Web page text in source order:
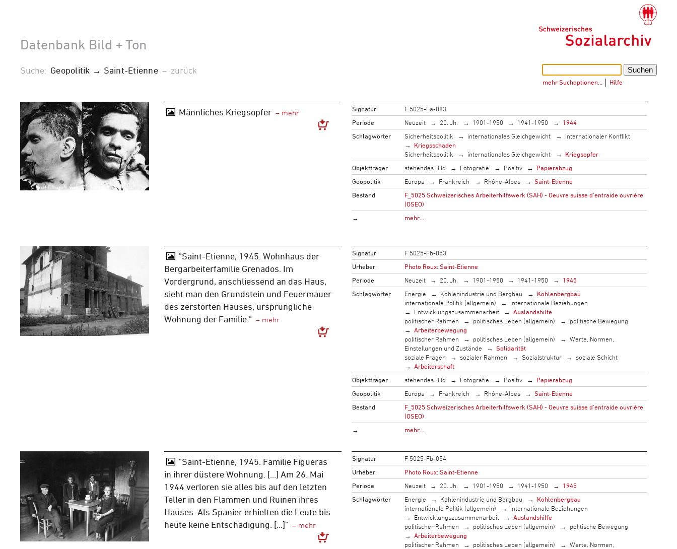
Datenbank Bild + Ton
mehr Suchoptionen… Hilfe
Suche: Geopolitik → Saint-Etienne – zurück
Männliches Kriegsopfer Signatur
F 5025-Fa-083
Periode
Neuzeit 20. Jh. 1901-1950 1941-1950
1944
Schlagwörter
Sicherheitspolitik internationales Gleichgewicht
internationaler Konflikt
Kriegsschaden
Sicherheitspolitik
internationales Gleichgewicht
Kriegsopfer
Objektträger
stehendes Bild Fotografie Positiv
Papierabzug
Geopolitik
Europa Frankreich Rhône-Alpes
Saint-Etienne
Bestand
F_5025 Schweizerisches Arbeiterhilfswerk (SAH) - Oeuvre suisse d'entraide ouvrière
(OSEO)
→
mehr…
"Saint-Etienne, 1945. Wohnhaus der
Bergarbeiterfamilie Grenados. Im
Vordergrund, anschliessend an das Haus,
sieht man den Grundstein und Feuermauer
des zerstörten Hauses, ursprüngliche
Wohnung der Familie."
Signatur
F 5025-Fb-053
Urheber
Photo Roux: Saint-Etienne
Periode
Neuzeit 20. Jh. 1901-1950 1941-1950
1945
Schlagwörter
Energie Kohlenindustrie und Bergbau
Kohlenbergbau
internationale Politik (allgemein)
internationale Beziehungen
Entwicklungszusammenarbeit
Auslandshilfe
politischer Rahmen
politisches Leben (allgemein)
politische Bewegung
Arbeiterbewegung
politischer Rahmen
politisches Leben (allgemein)
Werte, Normen,
Einstellungen und Zustände
Solidarität
soziale Fragen
sozialer Rahmen Sozialstruktur
soziale Schicht
Arbeiterschaft
Objektträger
stehendes Bild Fotografie Positiv
Papierabzug
Geopolitik
Europa Frankreich Rhône-Alpes
Saint-Etienne
Bestand
F_5025 Schweizerisches Arbeiterhilfswerk (SAH) - Oeuvre suisse d'entraide ouvrière
(OSEO)
→
mehr…
"Saint-Etienne, 1945. Familie Figueras
in ihrer düstere Wohnung. [...] Am 26. Mai
1944 verloren sie alles bis auf den letzten
Teller in den Flammen und Ruinen ihres
Hauses. Als Spanier erhielten die Leute bis
heute keine Entschädigung. [...]"
Signatur
F 5025-Fb-054
Urheber
Photo Roux: Saint-Etienne
Periode
Neuzeit 20. Jh. 1901-1950 1941-1950
1945
Schlagwörter
Energie Kohlenindustrie und Bergbau
Kohlenbergbau
internationale Politik (allgemein)
internationale Beziehungen
Entwicklungszusammenarbeit
Auslandshilfe
politischer Rahmen
politisches Leben (allgemein)
politische Bewegung
Arbeiterbewegung
politischer Rahmen
politisches Leben (allgemein)
Werte, Normen,